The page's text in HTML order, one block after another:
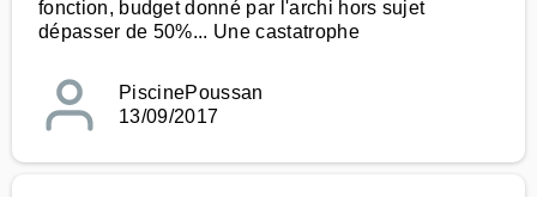
fonction, budget donné par l'archi hors sujet
dépasser de 50%... Une castatrophe
PiscinePoussan
13/09/2017